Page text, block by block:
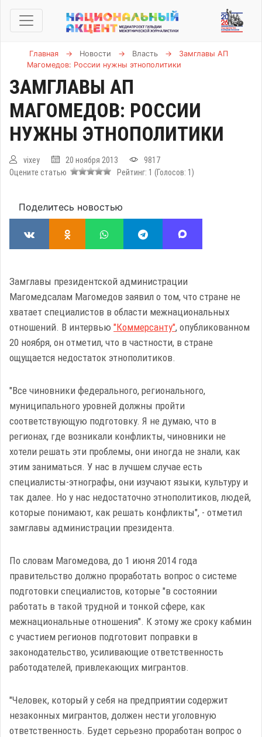
Главная → Новости → Власть →
Замглавы АП
Магомедов: России нужны этнополитики
ЗАМГЛАВЫ АП
МАГОМЕДОВ: РОССИИ
НУЖНЫ ЭТНОПОЛИТИКИ
vixey 20 ноября 2013
9817
Оцените статью
Рейтинг: 1 (Голосов: 1 )
Поделитесь новостью
Замглавы президентской администрации
Магомедсалам Магомедов заявил о том, что стране не
хватает специалистов в области межнациональных
отношений. В интервью "Коммерсанту", опубликованном
20 ноября, он отметил, что в частности, в стране
ощущается недостаток этнополитиков.
"Все чиновники федерального, регионального,
муниципального уровней должны пройти
соответствующую подготовку. Я не думаю, что в
регионах, где возникали конфликты, чиновники не
хотели решать эти проблемы, они иногда не знали, как
этим заниматься. У нас в лучшем случае есть
специалисты-этнографы, они изучают языки, культуру и
так далее. Но у нас недостаточно этнополитиков, людей,
которые понимают, как решать конфликты", - отметил
замглавы администрации президента.
По словам Магомедова, до 1 июня 2014 года
правительство должно проработать вопрос о системе
подготовки специалистов, которые "в состоянии
работать в такой трудной и тонкой сфере, как
межнациональные отношения". К этому же сроку кабмин
с участием регионов подготовит поправки в
законодательство, усиливающие ответственность
работодателей, привлекающих мигрантов.
"Человек, который у себя на предприятии содержит
незаконных мигрантов, должен нести уголовную
ответственность. Будет серьезно проработан вопрос о